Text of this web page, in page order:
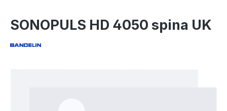
SONOPULS HD 4050 spina UK